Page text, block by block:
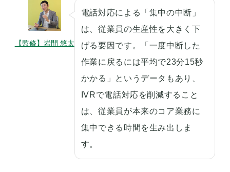
【監修】岩間 悠太
電話対応による「集中の中断」
は、従業員の生産性を大きく下
げる要因です。「一度中断した
作業に戻るには平均で23分15秒
かかる」というデータもあり、
IVRで電話対応を削減すること
は、従業員が本来のコア業務に
集中できる時間を生み出しま
す。